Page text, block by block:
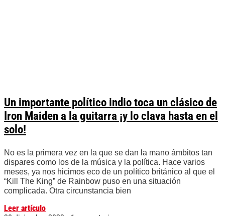
Un importante político indio toca un clásico de
Iron Maiden a la guitarra ¡y lo clava hasta en el
solo!
No es la primera vez en la que se dan la mano ámbitos tan
dispares como los de la música y la política. Hace varios
meses, ya nos hicimos eco de un político británico al que el
“Kill The King” de Rainbow puso en una situación
complicada. Otra circunstancia bien
Leer artículo